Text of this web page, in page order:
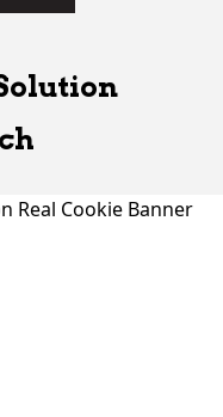
Real Cookie Banner